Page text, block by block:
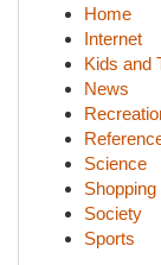
Home
Internet
Kids and
News
Science
Shopping
Society
Sports